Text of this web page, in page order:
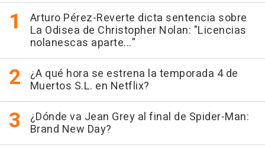
Arturo Pérez-Reverte dicta sentencia sobre
La Odisea de Christopher Nolan: "Licencias
nolanescas aparte..."
¿A qué hora se estrena la temporada 4 de
Muertos S.L. en Netflix?
¿Dónde va Jean Grey al final de Spider-Man:
Brand New Day?